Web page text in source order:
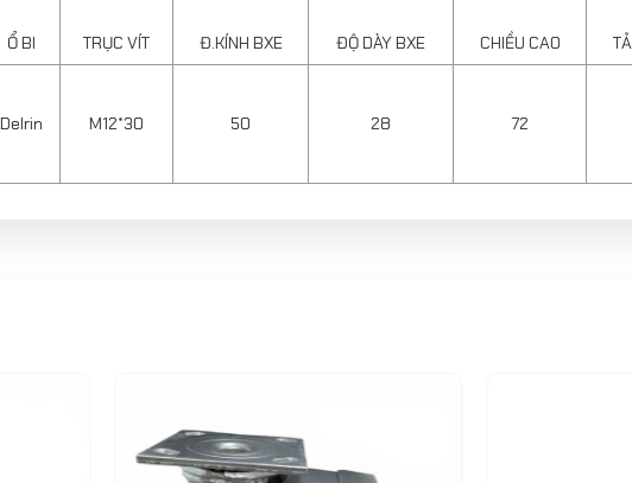
Ổ BI TRỤC VÍT Đ.KÍNH BXE ĐỘ DÀY BXE CHIỀU CAO
Delrin M12*30 50 28 72